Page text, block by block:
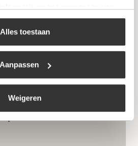
verwijzen wij u naar ons
Alles toestaan
Aanpassen
Weigeren